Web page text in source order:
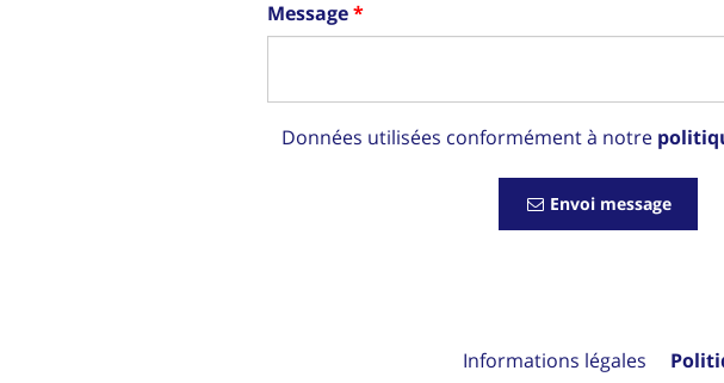
Message
Données utilisées conformément à notre
Envoi message
Informations légales